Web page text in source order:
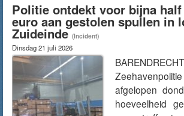
Politie ontdekt voor bijna
euro aan gestolen spullen in
Zuideinde (Incident)
Dinsdag 21 juli 2026
afgelopen
hoeveelheid